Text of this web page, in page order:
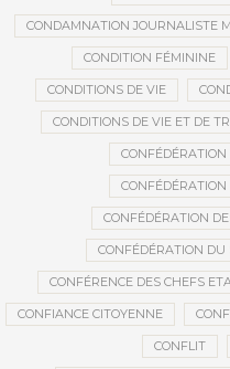
CONDAMNATION JOURNALISTE
CONDITION FÉMININE
CONDITIONS DE VIE
CONDITIONS DE VIE ET DE
CONFÉDÉRATION
CONFÉDÉRATION DU
CONFÉRENCE DES CHEFS
CONFIANCE CITOYENNE
CONFLIT